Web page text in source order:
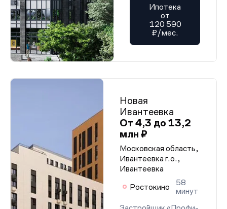
Ипотека
от
120 590
₽/мес.
Новая
Ивантеевка
От 4,3 до 13,2
млн ₽
Московская область,
Ивантеевка г.о.,
Ивантеевка
Ростокино
58
минут